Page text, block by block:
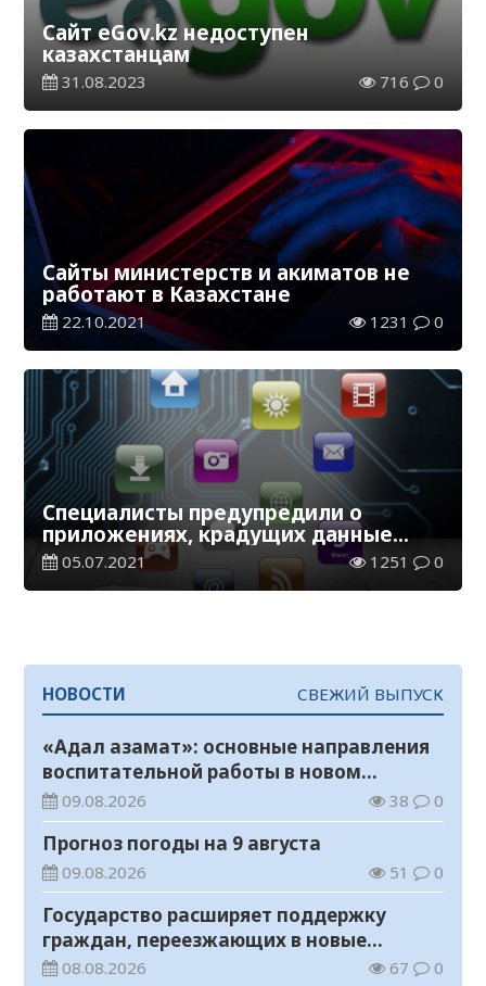
Сайт eGov.kz недоступен
казахстанцам
31.08.2023 716 0
Сайты министерств и акиматов не
работают в Казахстане
22.10.2021 1231 0
Специалисты предупредили о
приложениях, крадущих данные
пользователей
05.07.2021 1251 0
НОВОСТИ СВЕЖИЙ ВЫПУСК
«Адал азамат»: основные направления
воспитательной работы в новом
учебном году
09.08.2026 38 0
Прогноз погоды на 9 августа
09.08.2026 51 0
Государство расширяет поддержку
граждан, переезжающих в новые
регионы для работы
08.08.2026 67 0